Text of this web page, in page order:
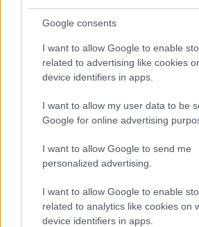
Google consents
I want to allow Google to enable
related to advertising like cookies
device identifiers in apps.
I want to allow my user data to be
Google for online advertising
I want to allow Google to send me
personalized advertising.
I want to allow Google to enable
related to analytics like cookies on
device identifiers in apps.
Πολιτική|26.02.2026 18:11
Τσιούτσιας στο OPEN: Ο
σταθμίζει αν θα κάνει
στην κυβέρνηση και